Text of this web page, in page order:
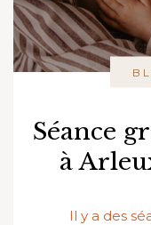
Séance
à
Il y a des